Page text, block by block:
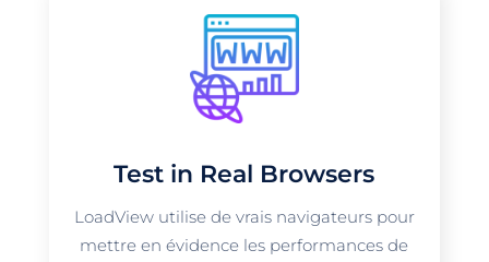
Test in Real Browsers
LoadView utilise de vrais navigateurs pour
mettre en évidence les performances de